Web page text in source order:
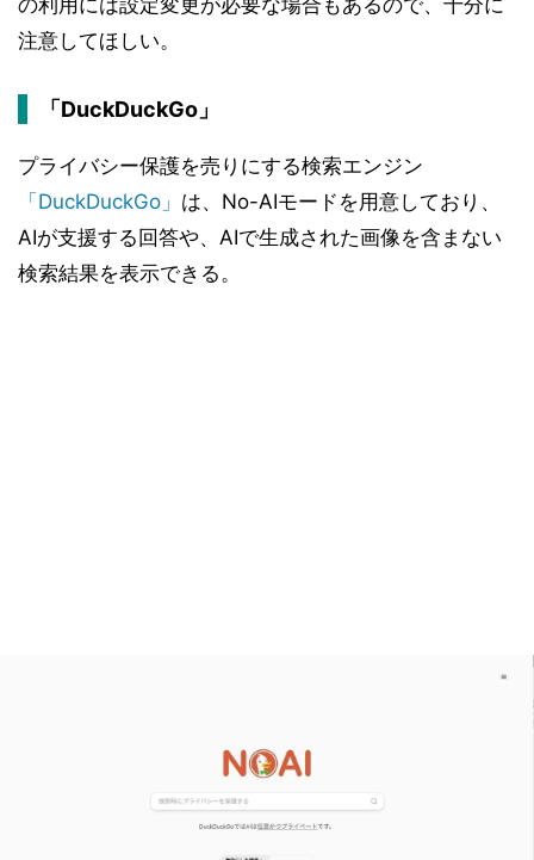
の利用には設定変更が必要な場合もあるので、十分に
注意してほしい。
「DuckDuckGo」
プライバシー保護を売りにする検索エンジン
「DuckDuckGo」 は、No-AIモードを用意しており、
AIが支援する回答や、AIで生成された画像を含まない
検索結果を表示できる。